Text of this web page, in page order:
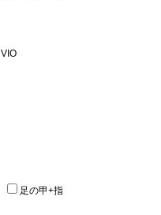
VIO
足の甲+指